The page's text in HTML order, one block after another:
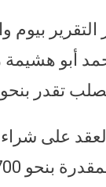
أبو
ألف طن، بواقع 5 ألاف جنيه للطن.
على